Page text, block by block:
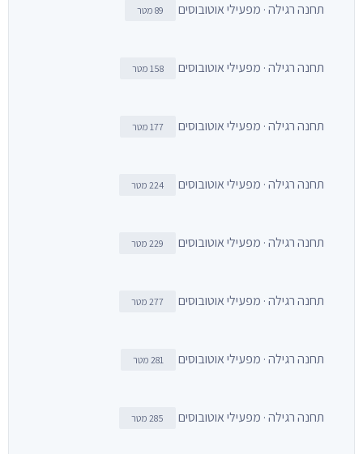
תחנה רגילה · מפעילי אוטובוסים 89 מטר
תחנה רגילה · מפעילי אוטובוסים 158 מטר
תחנה רגילה · מפעילי אוטובוסים 177 מטר
תחנה רגילה · מפעילי אוטובוסים 224 מטר
תחנה רגילה · מפעילי אוטובוסים 229 מטר
תחנה רגילה · מפעילי אוטובוסים 277 מטר
תחנה רגילה · מפעילי אוטובוסים 281 מטר
תחנה רגילה · מפעילי אוטובוסים 285 מטר